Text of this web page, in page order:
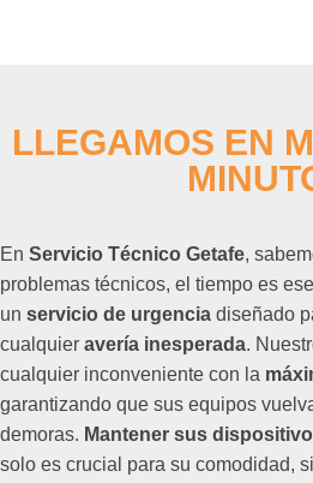
LLEGAMOS EN
En Servicio Técnico Getafe,
problemas técnicos, el tiempo es
un servicio de urgencia diseñado
cualquier avería inesperada.
cualquier inconveniente con la
garantizando que sus equipos
demoras. Mantener sus
solo es crucial para su comodidad,